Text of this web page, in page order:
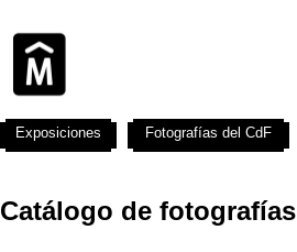
Catálogo de fotografías
Exposiciones Fotografías del CdF